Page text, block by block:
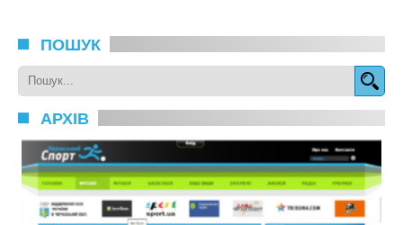
ПОШУК
АРХІВ